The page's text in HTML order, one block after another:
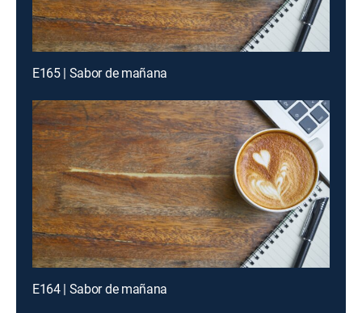
E165 | Sabor de mañana
E164 | Sabor de mañana